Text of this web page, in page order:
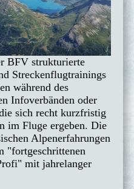
BFV strukturierte
Streckenflugtrainings
während des
Infoverbänden oder
sich recht kurzfristig
im Fluge ergeben. Die
Alpenerfahrungen
"fortgeschrittenen
mit jahrelanger